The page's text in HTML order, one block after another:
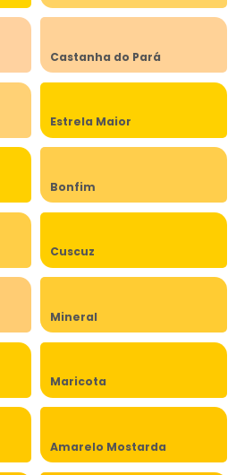
Castanha do Pará
Estrela Maior
Bonfim
Cuscuz
Mineral
Maricota
Amarelo Mostarda